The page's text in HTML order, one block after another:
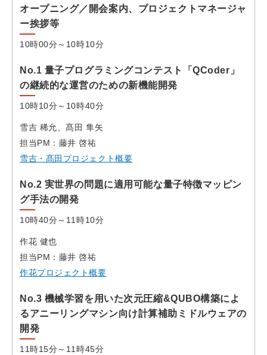
オープニング／開会案内、プロジェクトマネージャ
ー挨拶等
10時00分～10時10分
No.1 量子プログラミングコンテスト「QCoder」
の継続的な運営のための新機能開発
10時10分～10時40分
雪吉 稀允、髙田 隼矢
担当PM：藤井 啓祐
雪吉・髙田プロジェクト概要
No.2 実世界の問題に適用可能な量子特徴マッピン
グ手法の開発
10時40分～11時10分
作花 健也
担当PM：藤井 啓祐
作花プロジェクト概要
No.3 機械学習を⽤いた次元圧縮&QUBO構築によ
るアニーリングマシン向け計算補助ミドルウェアの
開発
11時15分～11時45分